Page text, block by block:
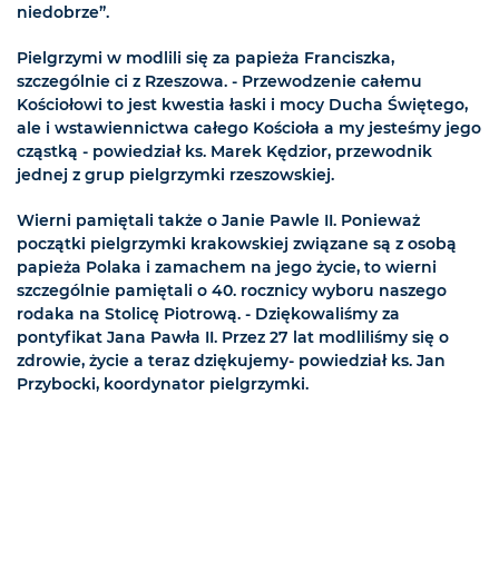
niedobrze”.
Pielgrzymi w modlili się za papieża Franciszka,
szczególnie ci z Rzeszowa. - Przewodzenie całemu
Kościołowi to jest kwestia łaski i mocy Ducha Świętego,
ale i wstawiennictwa całego Kościoła a my jesteśmy jego
cząstką - powiedział ks. Marek Kędzior, przewodnik
jednej z grup pielgrzymki rzeszowskiej.
Wierni pamiętali także o Janie Pawle II. Ponieważ
początki pielgrzymki krakowskiej związane są z osobą
papieża Polaka i zamachem na jego życie, to wierni
szczególnie pamiętali o 40. rocznicy wyboru naszego
rodaka na Stolicę Piotrową. - Dziękowaliśmy za
pontyfikat Jana Pawła II. Przez 27 lat modliliśmy się o
zdrowie, życie a teraz dziękujemy- powiedział ks. Jan
Przybocki, koordynator pielgrzymki.